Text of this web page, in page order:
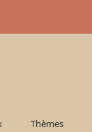
Thèmes